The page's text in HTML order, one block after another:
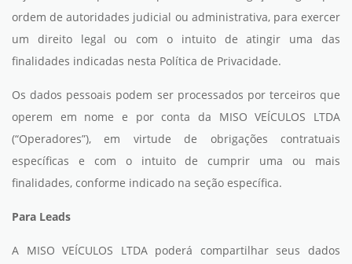
ordem de autoridades judicial ou administrativa, para exercer
um direito legal ou com o intuito de atingir uma das
finalidades indicadas nesta Política de Privacidade.
Os dados pessoais podem ser processados por terceiros que
operem em nome e por conta da MISO VEÍCULOS LTDA
(“Operadores”), em virtude de obrigações contratuais
específicas e com o intuito de cumprir uma ou mais
finalidades, conforme indicado na seção específica.
Para Leads
A MISO VEÍCULOS LTDA poderá compartilhar seus dados